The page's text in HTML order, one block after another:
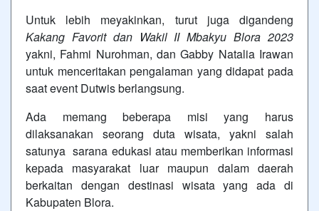
Untuk lebih meyakinkan, turut juga digandeng
Kakang Favorit dan Wakil II Mbakyu Blora 2023
yakni, Fahmi Nurohman, dan Gabby Natalia Irawan
untuk menceritakan pengalaman yang didapat pada
saat event Dutwis berlangsung.
Ada memang beberapa misi yang harus
dilaksanakan seorang duta wisata, yakni salah
satunya sarana edukasi atau memberikan informasi
kepada masyarakat luar maupun dalam daerah
berkaitan dengan destinasi wisata yang ada di
Kabupaten Blora.